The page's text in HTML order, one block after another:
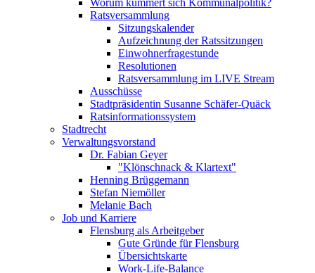
Worum kümmert sich Kommunalpolitik?
Ratsversammlung
Sitzungskalender
Aufzeichnung der Ratssitzungen
Einwohnerfragestunde
Resolutionen
Ratsversammlung im LIVE Stream
Ausschüsse
Stadtpräsidentin Susanne Schäfer-Quäck
Ratsinformationssystem
Stadtrecht
Verwaltungsvorstand
Dr. Fabian Geyer
"Klönschnack & Klartext"
Henning Brüggemann
Stefan Niemöller
Melanie Bach
Job und Karriere
Flensburg als Arbeitgeber
Gute Gründe für Flensburg
Übersichtskarte
Work-Life-Balance